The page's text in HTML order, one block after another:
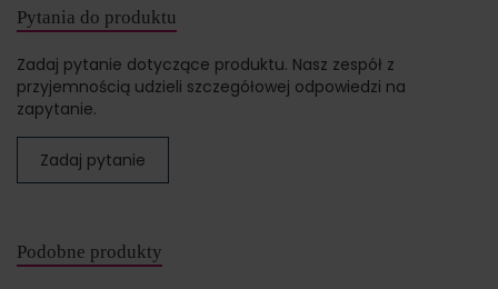
Pytania do produktu
Zadaj pytanie dotyczące produktu. Nasz zespół z
przyjemnością udzieli szczegółowej odpowiedzi na
zapytanie.
Zadaj pytanie
Podobne produkty